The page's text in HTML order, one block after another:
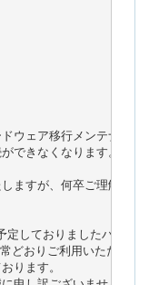
ウェア移行メンテナンス
できなくなります。
ますが、何卒ご理解のほ
ておりましたハードウ
おりご利用いただけま
ります。